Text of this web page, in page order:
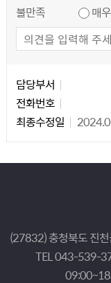
불만족
매
담당부서
전화번호
최종수정일
(27832) 충청북도 진
TEL 043-539-